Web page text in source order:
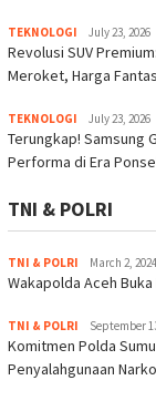
TEKNOLOGI July 23, 2026
Revolusi SUV
Meroket, Harga
TEKNOLOGI July 23, 2026
Terungkap! Samsung
Performa di Era
TNI & POLRI
TNI & POLRI March 2, 2024
Wakapolda Aceh
TNI & POLRI September
Komitmen Polda
Penyalahgunaan